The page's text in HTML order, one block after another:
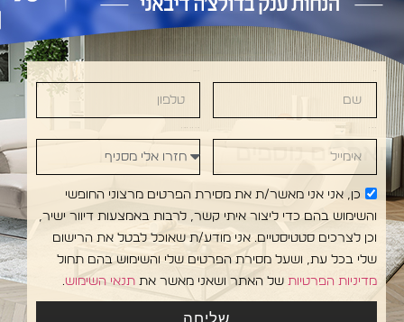
דגמים במבצע
מאמרים נוספים
כן, אני אני מאשר/ת את מסירת הפרטים מרצוני החופשי
והשימוש בהם כדי ליצור איתי קשר, לרבות באמצעות דיוור ישיר,
וכן לצרכים סטטיסטיים. אני מודע/ת שאוכל לבטל את הרישום
שלי בכל עת, ושעל מסירת הפרטים שלי והשימוש בהם תחול
מדיניות הפרטיות של האתר ושאני מאשר את תנאי השימוש.